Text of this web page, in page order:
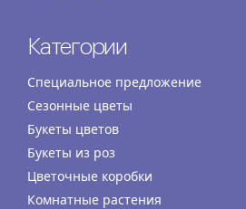
Категории
Специальное предложение
Сезонные цветы
Букеты цветов
Букеты из роз
Цветочные коробки
Комнатные растения